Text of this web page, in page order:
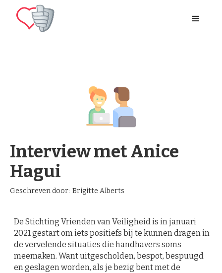
Interview met Anice
Hagui
Geschreven door: Brigitte Alberts
De Stichting Vrienden van Veiligheid is in januari
2021 gestart om iets positiefs bij te kunnen dragen in
de vervelende situaties die handhavers soms
meemaken. Want uitgescholden, bespot, bespuugd
en geslagen worden, als je bezig bent met de